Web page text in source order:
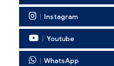
Instagram
Youtube
WhatsApp